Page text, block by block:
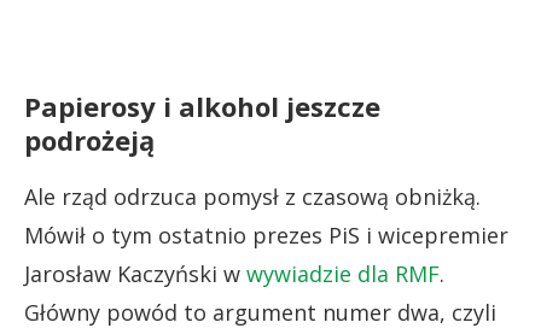
Papierosy i alkohol jeszcze
podrożeją
Ale rząd odrzuca pomysł z czasową obniżką.
Mówił o tym ostatnio prezes PiS i wicepremier
Jarosław Kaczyński w wywiadzie dla RMF.
Główny powód to argument numer dwa, czyli